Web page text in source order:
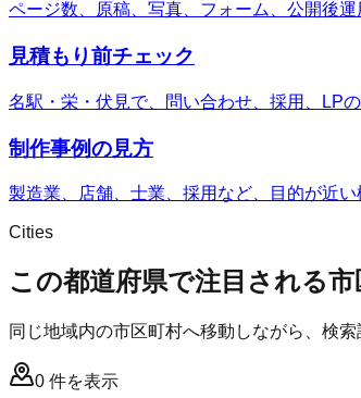
ページ数、原稿、写真、フォーム、公開後運
見積もり前チェック
名駅・栄・伏見で、問い合わせ、採用、LP
制作事例の見方
製造業、店舗、士業、採用など、目的が近い
Cities
この都道府県で注目される市
同じ地域内の市区町村へ移動しながら、検
0 件を表示